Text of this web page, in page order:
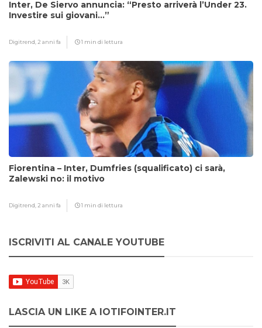
Inter, De Siervo annuncia: “Presto arriverà l’Under 23.
Investire sui giovani…”
Digitrend, 2 anni fa 1 min di lettura
Fiorentina – Inter, Dumfries (squalificato) ci sarà,
Zalewski no: il motivo
Digitrend, 2 anni fa 1 min di lettura
ISCRIVITI AL CANALE YOUTUBE
LASCIA UN LIKE A IOTIFOINTER.IT